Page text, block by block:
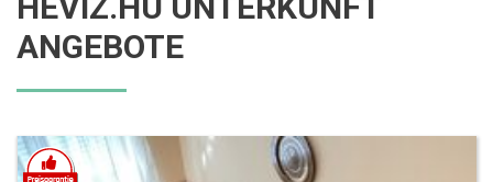
ANGEBOTE